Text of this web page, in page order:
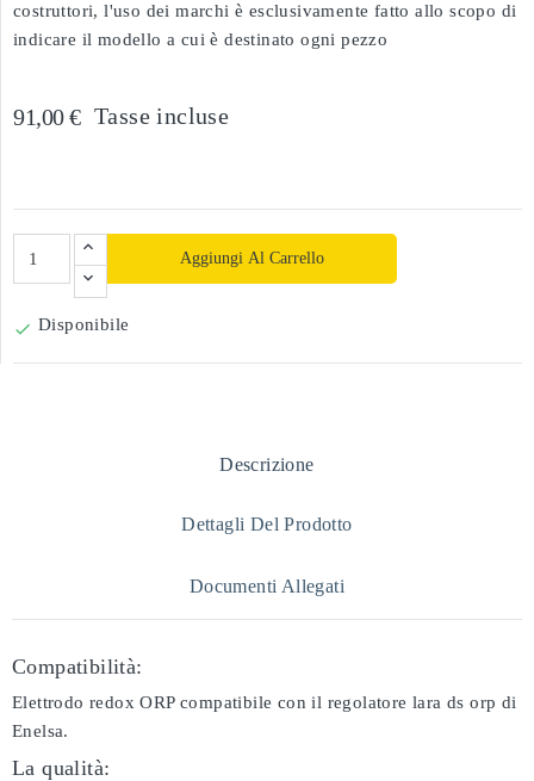
costruttori, l'uso dei marchi è esclusivamente fatto allo scopo di
indicare il modello a cui è destinato ogni pezzo
91,00 € Tasse incluse
Aggiungi Al Carrello
 Disponibile
Descrizione
Dettagli Del Prodotto
Documenti Allegati
Compatibilità:
Elettrodo redox ORP compatibile con il regolatore lara ds orp di
Enelsa.
La qualità: